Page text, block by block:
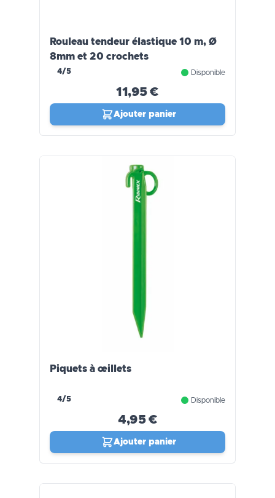
Rouleau tendeur élastique 10 m, Ø
8mm et 20 crochets
4/5 Disponible
11,95 €
Ajouter panier
Piquets à œillets
4/5 Disponible
4,95 €
Ajouter panier